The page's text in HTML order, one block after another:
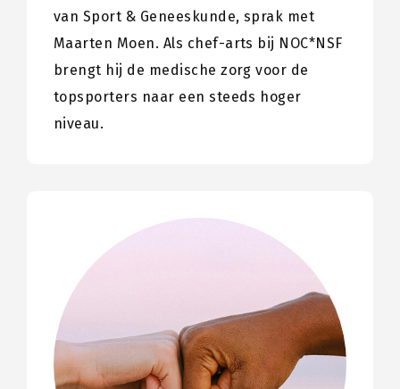
van Sport & Geneeskunde, sprak met
Maarten Moen. Als chef-arts bij NOC*NSF
brengt hij de medische zorg voor de
topsporters naar een steeds hoger
niveau.